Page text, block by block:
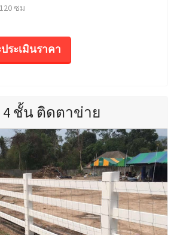
ซม
ระเมินราคา
ชั้น ติดตาข่าย